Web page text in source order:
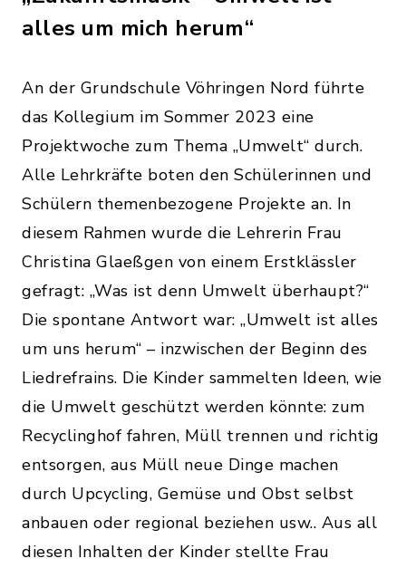
alles um mich herum“
An der Grundschule Vöhringen Nord führte
das Kollegium im Sommer 2023 eine
Projektwoche zum Thema „Umwelt“ durch.
Alle Lehrkräfte boten den Schülerinnen und
Schülern themenbezogene Projekte an. In
diesem Rahmen wurde die Lehrerin Frau
Christina Glaeßgen von einem Erstklässler
gefragt: „Was ist denn Umwelt überhaupt?“
Die spontane Antwort war: „Umwelt ist alles
um uns herum“ – inzwischen der Beginn des
Liedrefrains. Die Kinder sammelten Ideen, wie
die Umwelt geschützt werden könnte: zum
Recyclinghof fahren, Müll trennen und richtig
entsorgen, aus Müll neue Dinge machen
durch Upcycling, Gemüse und Obst selbst
anbauen oder regional beziehen usw.. Aus all
diesen Inhalten der Kinder stellte Frau